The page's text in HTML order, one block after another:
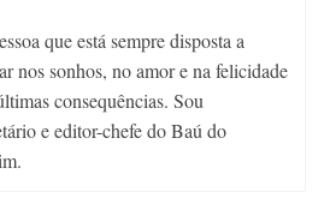
que está sempre disposta a
nos sonhos, no amor e na felicidade
consequências. Sou
e editor-chefe do Baú do